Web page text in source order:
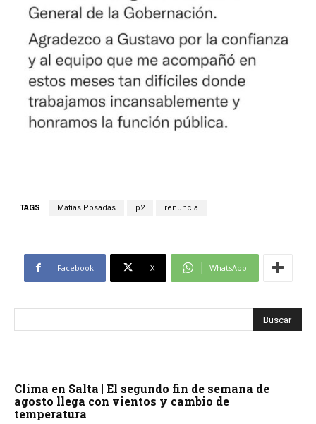
TAGS Matías Posadas p2 renuncia
Facebook X WhatsApp
Clima en Salta | El segundo fin de semana de
agosto llega con vientos y cambio de
temperatura